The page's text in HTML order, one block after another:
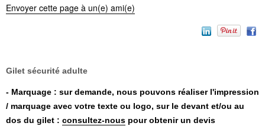
Envoyer cette page à un(e) ami(e)
Gilet sécurité adulte
- Marquage : sur demande, nous pouvons réaliser l'impression
/ marquage avec votre texte ou logo, sur le devant et/ou au
dos du gilet : consultez-nous pour obtenir un devis